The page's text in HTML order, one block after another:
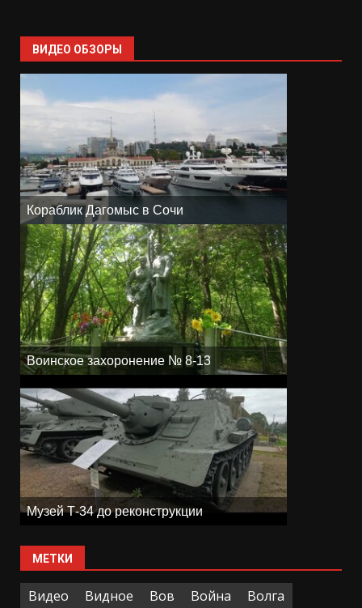
ВИДЕО ОБЗОРЫ
Кораблик Дагомыс в Сочи
Воинское захоронение № 8-13
Музей Т-34 до реконструкции
МЕТКИ
Видео Видное Вов Война
Волга